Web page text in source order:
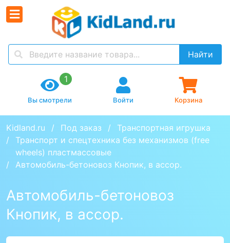
Найти
1
Вы смотрели Войти Корзина
Kidland.ru Под заказ
Транспортная игрушка
Транспорт и спецтехника без механизмов (free
wheels) пластмассовые
Автомобиль-бетоновоз Кнопик, в ассор.
Автомобиль-бетоновоз
Кнопик, в ассор.